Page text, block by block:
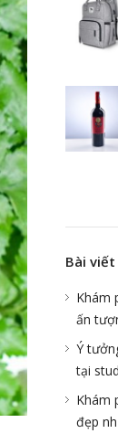
Bài
Khám
ấn
Ý
tại
Khám
đẹp